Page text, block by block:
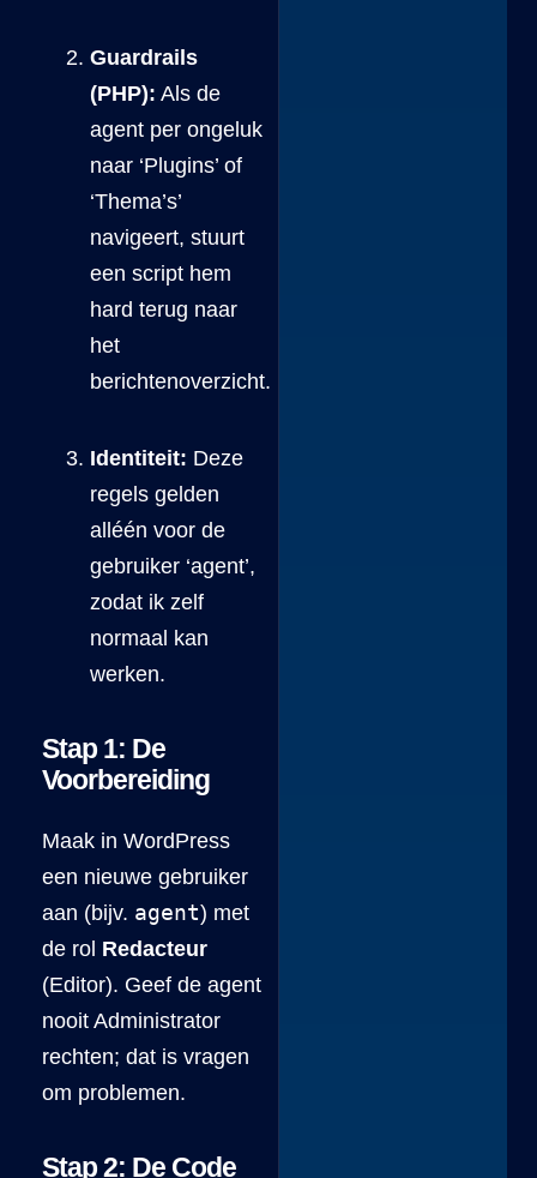
Guardrails
(PHP): Als de
agent per ongeluk
naar ‘Plugins’ of
‘Thema’s’
navigeert, stuurt
een script hem
hard terug naar
het
berichtenoverzicht.
Identiteit: Deze
regels gelden
alléén voor de
gebruiker ‘agent’,
zodat ik zelf
normaal kan
werken.
Stap 1: De
Voorbereiding
Maak in WordPress
een nieuwe gebruiker
aan (bijv. agent) met
de rol Redacteur
(Editor). Geef de agent
nooit Administrator
rechten; dat is vragen
om problemen.
Stap 2: De Code